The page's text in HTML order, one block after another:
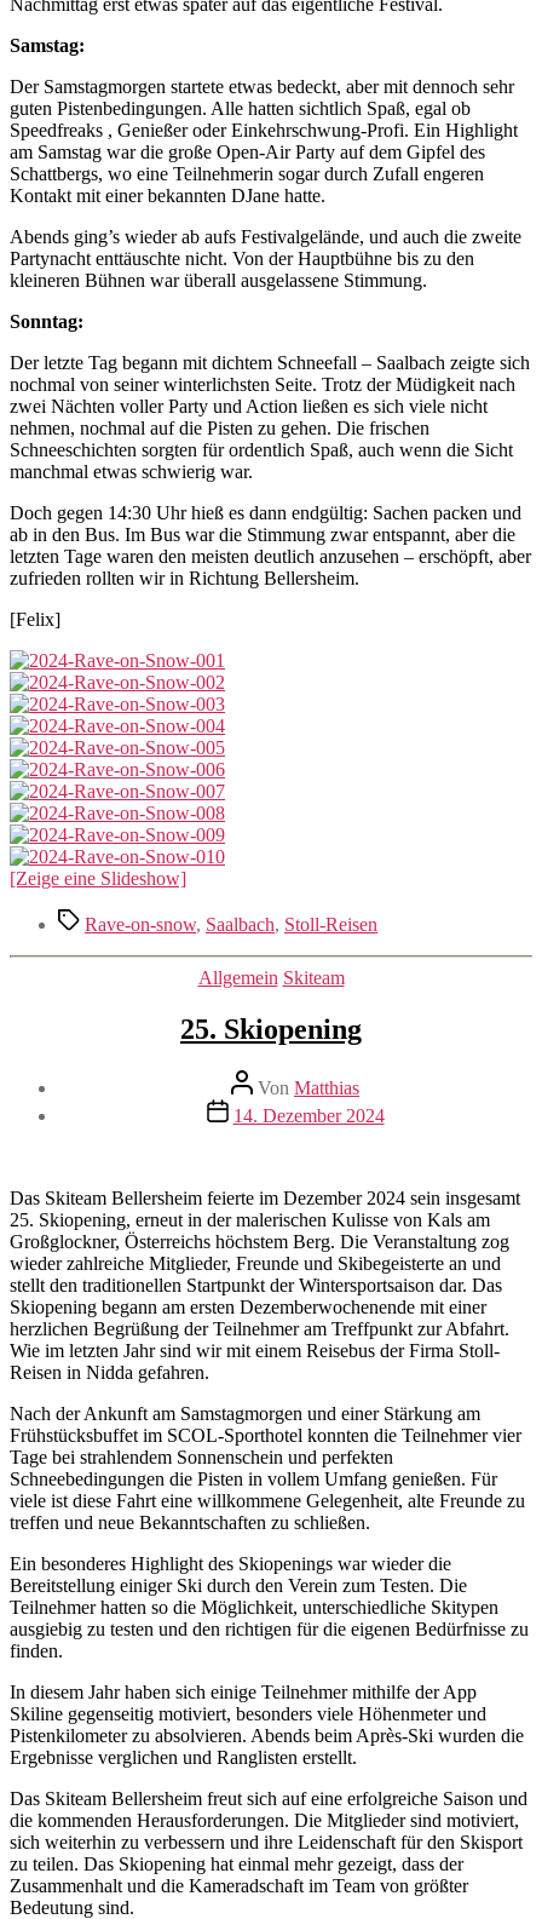
Nachmittag erst etwas später auf das eigentliche Festival.
Samstag:
Der Samstagmorgen startete etwas bedeckt, aber mit dennoch sehr
guten Pistenbedingungen. Alle hatten sichtlich Spaß, egal ob
Speedfreaks , Genießer oder Einkehrschwung-Profi. Ein Highlight
am Samstag war die große Open-Air Party auf dem Gipfel des
Schattbergs, wo eine Teilnehmerin sogar durch Zufall engeren
Kontakt mit einer bekannten DJane hatte.
Abends ging’s wieder ab aufs Festivalgelände, und auch die zweite
Partynacht enttäuschte nicht. Von der Hauptbühne bis zu den
kleineren Bühnen war überall ausgelassene Stimmung.
Sonntag:
Der letzte Tag begann mit dichtem Schneefall – Saalbach zeigte sich
nochmal von seiner winterlichsten Seite. Trotz der Müdigkeit nach
zwei Nächten voller Party und Action ließen es sich viele nicht
nehmen, nochmal auf die Pisten zu gehen. Die frischen
Schneeschichten sorgten für ordentlich Spaß, auch wenn die Sicht
manchmal etwas schwierig war.
Doch gegen 14:30 Uhr hieß es dann endgültig: Sachen packen und
ab in den Bus. Im Bus war die Stimmung zwar entspannt, aber die
letzten Tage waren den meisten deutlich anzusehen – erschöpft, aber
zufrieden rollten wir in Richtung Bellersheim.
[Felix]
[Zeige eine Slideshow]
Schlagwörter
Rave-on-snow, Saalbach, Stoll-Reisen
Kategorien
Allgemein Skiteam
25. Skiopening
Beitragsautor
Von Matthias
Veröffentlichungsdatum
14. Dezember 2024
Das Skiteam Bellersheim feierte im Dezember 2024 sein insgesamt
25. Skiopening, erneut in der malerischen Kulisse von Kals am
Großglockner, Österreichs höchstem Berg. Die Veranstaltung zog
wieder zahlreiche Mitglieder, Freunde und Skibegeisterte an und
stellt den traditionellen Startpunkt der Wintersportsaison dar. Das
Skiopening begann am ersten Dezemberwochenende mit einer
herzlichen Begrüßung der Teilnehmer am Treffpunkt zur Abfahrt.
Wie im letzten Jahr sind wir mit einem Reisebus der Firma Stoll-
Reisen in Nidda gefahren.
Nach der Ankunft am Samstagmorgen und einer Stärkung am
Frühstücksbuffet im SCOL-Sporthotel konnten die Teilnehmer vier
Tage bei strahlendem Sonnenschein und perfekten
Schneebedingungen die Pisten in vollem Umfang genießen. Für
viele ist diese Fahrt eine willkommene Gelegenheit, alte Freunde zu
treffen und neue Bekanntschaften zu schließen.
Ein besonderes Highlight des Skiopenings war wieder die
Bereitstellung einiger Ski durch den Verein zum Testen. Die
Teilnehmer hatten so die Möglichkeit, unterschiedliche Skitypen
ausgiebig zu testen und den richtigen für die eigenen Bedürfnisse zu
finden.
In diesem Jahr haben sich einige Teilnehmer mithilfe der App
Skiline gegenseitig motiviert, besonders viele Höhenmeter und
Pistenkilometer zu absolvieren. Abends beim Après-Ski wurden die
Ergebnisse verglichen und Ranglisten erstellt.
Das Skiteam Bellersheim freut sich auf eine erfolgreiche Saison und
die kommenden Herausforderungen. Die Mitglieder sind motiviert,
sich weiterhin zu verbessern und ihre Leidenschaft für den Skisport
zu teilen. Das Skiopening hat einmal mehr gezeigt, dass der
Zusammenhalt und die Kameradschaft im Team von größter
Bedeutung sind.